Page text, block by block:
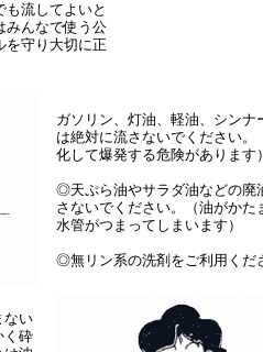
流してよいと
みんなで使う公
を守り大切に正
ガソリン、灯油、軽油、シンナ
は絶対に流さないでください。
化して爆発する危険があります
◎天ぷら油やサラダ油などの廃
さないでください。（油がかた
水管がつまってしまいます）
◎無リン系の洗剤をご利用くだ
ない
く砕